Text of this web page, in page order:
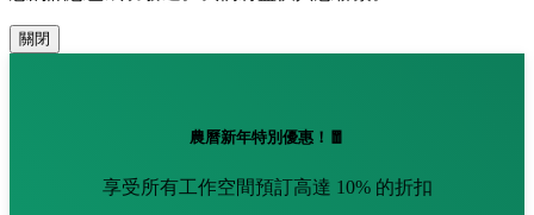
關閉
農曆新年特別優惠！🧧
享受所有工作空間預訂高達 10% 的折扣